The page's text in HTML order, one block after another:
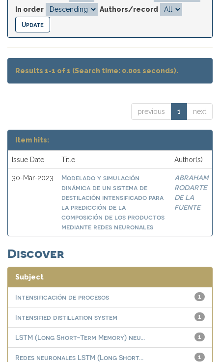
In order
Authors/record
Results 1-1 of 1 (Search time: 0.001 seconds).
previous 1 next
Item hits:
Issue Date Title Author(s)
30-Mar-2023
Modelado y simulación
dinámica de un sistema de
destilación intensificado para
la predicción de la
composición de los productos
mediante redes neuronales
ABRAHAM
RODARTE
DE LA
FUENTE
Discover
Subject
1
Intensificación de procesos
1
Intensified distillation system
1
LSTM (Long Short-Term Memory) neu...
1
Redes neuronales LSTM (Long Short...